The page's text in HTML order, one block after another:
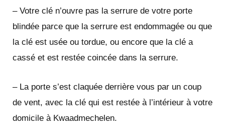
– Votre clé n’ouvre pas la serrure de votre porte
blindée parce que la serrure est endommagée ou que
la clé est usée ou tordue, ou encore que la clé a
cassé et est restée coincée dans la serrure.
– La porte s’est claquée derrière vous par un coup
de vent, avec la clé qui est restée à l’intérieur à votre
domicile à Kwaadmechelen.